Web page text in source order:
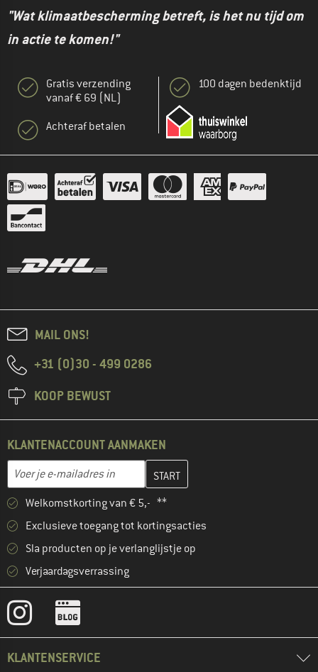
"Wat klimaatbescherming betreft, is het nu tijd om
in actie te komen!"
Gratis verzending
vanaf € 69 (NL)
Achteraf betalen
100 dagen bedenktijd
MAIL ONS!
+31 (0)30 - 499 0286
KOOP BEWUST
KLANTENACCOUNT AANMAKEN
E-mailadres
Vul je e-mailadres hier in en maak in de volgende stap je
Welkomstkorting van € 5,- **
Exclusieve toegang tot kortingsacties
Sla producten op je verlanglijstje op
Verjaardagsverrassing
KLANTENSERVICE